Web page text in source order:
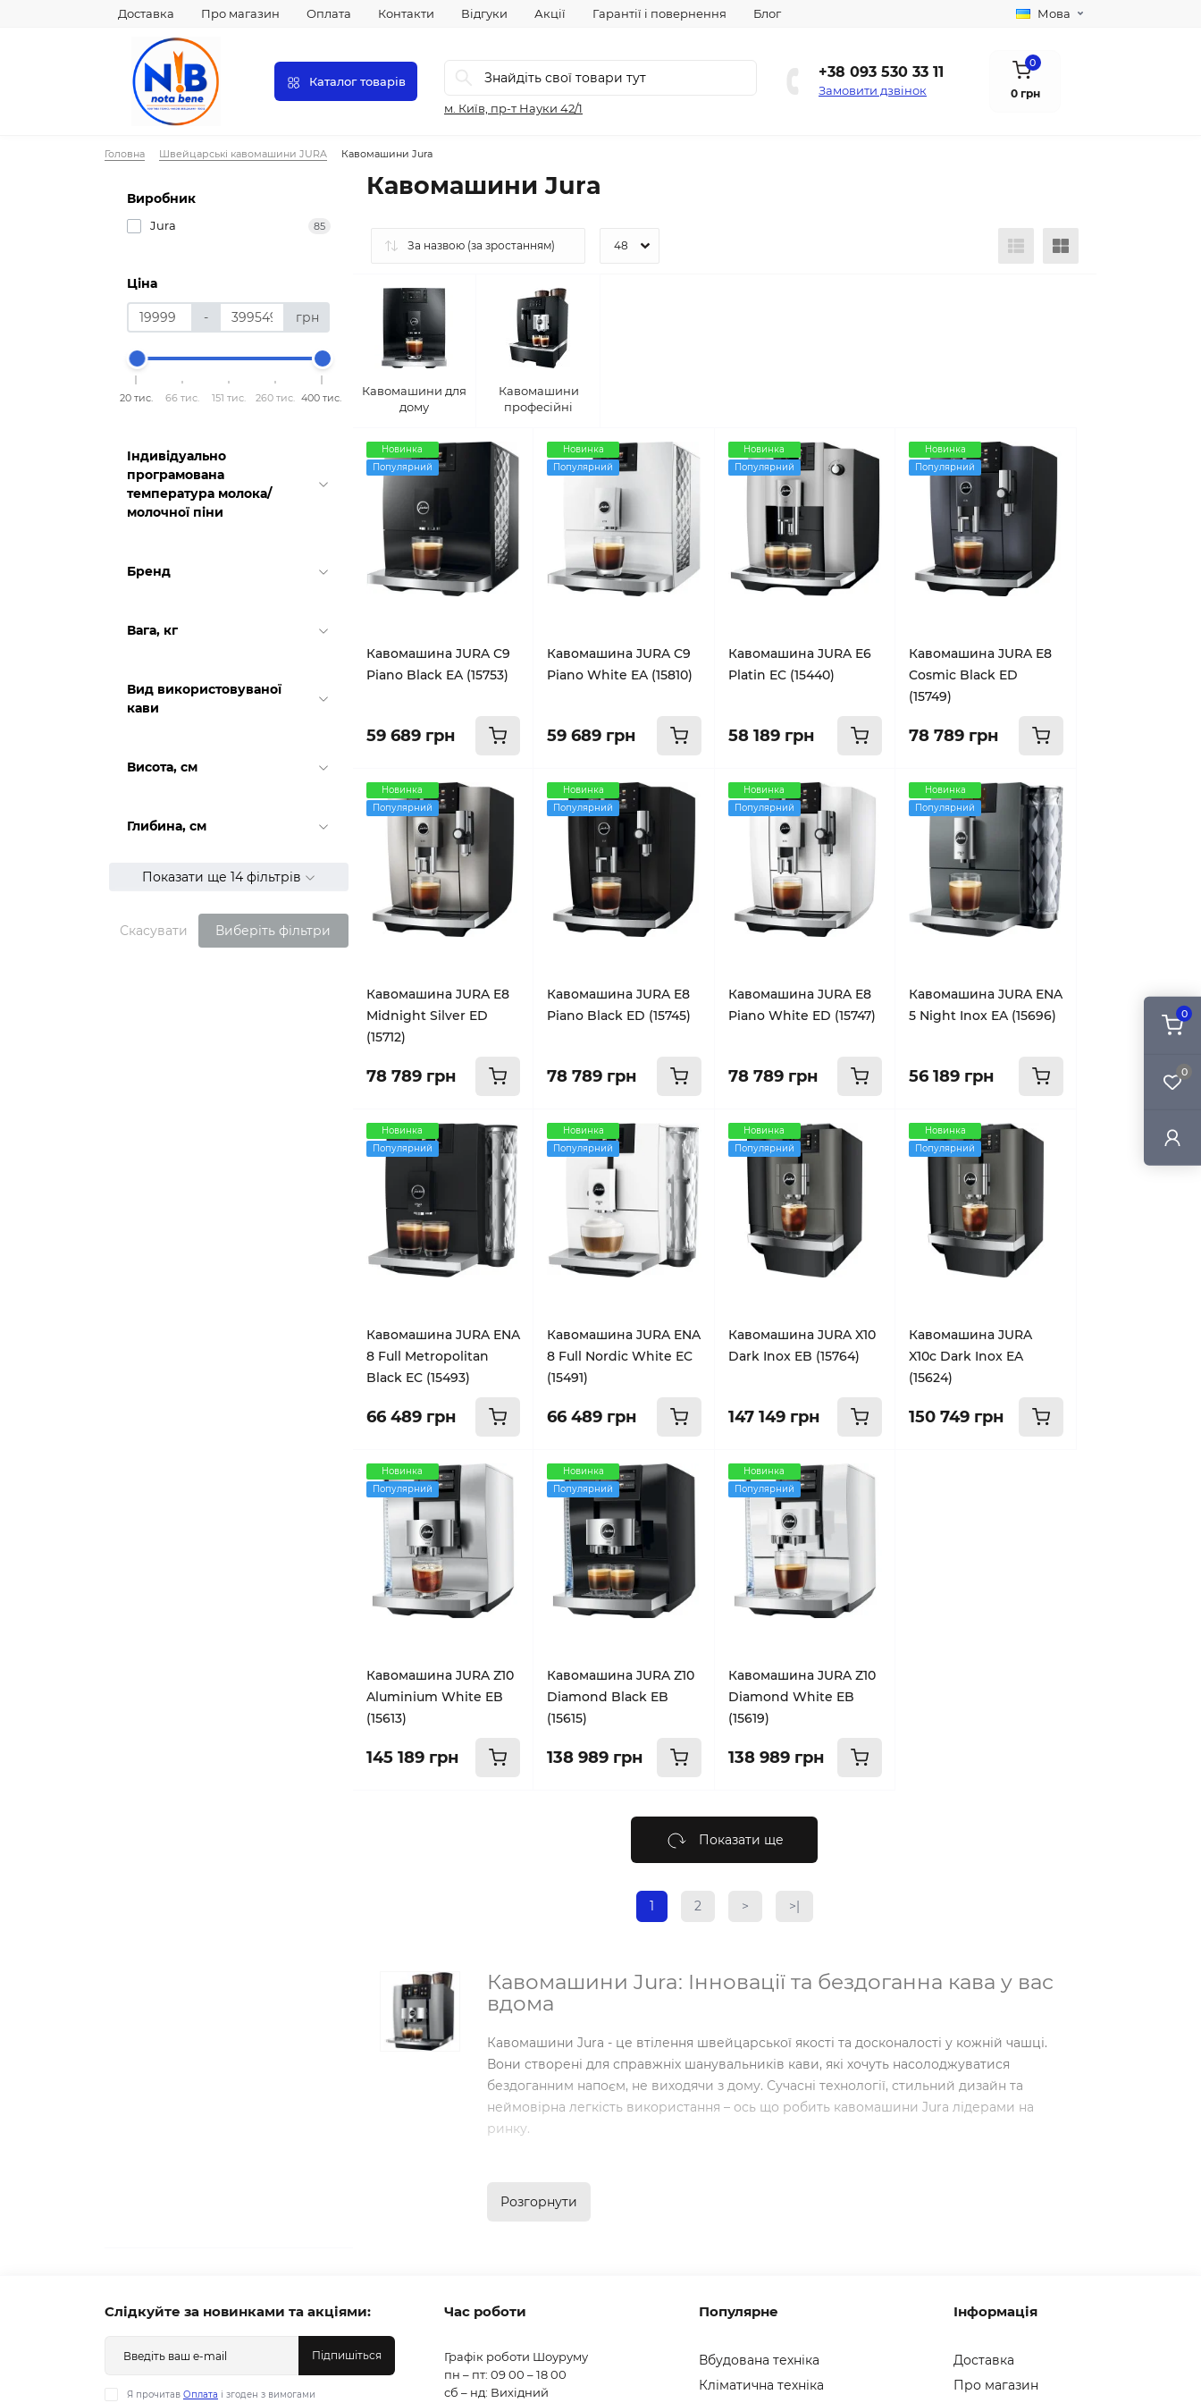
0
0
Доставка Про магазин Оплата Контакти Відгуки Акції Гарантії і повернення Блог Мова
Каталог товарів
м. Київ, пр-т Науки 42/1
+38 093 530 33 11
Замовити дзвінок
0
0 грн
Головна Швейцарські кавомашини JURA Кавомашини Jura
Виробник
Jura 85
Ціна
- грн
20 тис. 66 тис. 151 тис. 260 тис. 400 тис.
Індивідуально
програмована
температура молока/
молочної піни
Бренд
Вага, кг
Вид використовуваної
кави
Висота, см
Глибина, см
Показати ще 14 фільтрів
Скасувати Виберіть фільтри
Кавомашини Jura
Кавомашини для
дому
Кавомашини
професійні
Новинка
Популярний
Кавомашина JURA C9
Piano Black EA (15753)
59 689 грн
Новинка
Популярний
Кавомашина JURA C9
Piano White EA (15810)
59 689 грн
Новинка
Популярний
Кавомашина JURA E6
Platin EC (15440)
58 189 грн
Новинка
Популярний
Кавомашина JURA E8
Cosmic Black ED
(15749)
78 789 грн
Новинка
Популярний
Кавомашина JURA E8
Midnight Silver ED
(15712)
78 789 грн
Новинка
Популярний
Кавомашина JURA E8
Piano Black ED (15745)
78 789 грн
Новинка
Популярний
Кавомашина JURA E8
Piano White ED (15747)
78 789 грн
Новинка
Популярний
Кавомашина JURA ENA
5 Night Inox EA (15696)
56 189 грн
Новинка
Популярний
Кавомашина JURA ENA
8 Full Metropolitan
Black EC (15493)
66 489 грн
Новинка
Популярний
Кавомашина JURA ENA
8 Full Nordic White EC
(15491)
66 489 грн
Новинка
Популярний
Кавомашина JURA X10
Dark Inox EB (15764)
147 149 грн
Новинка
Популярний
Кавомашина JURA
X10c Dark Inox EA
(15624)
150 749 грн
Новинка
Популярний
Кавомашина JURA Z10
Aluminium White EB
(15613)
145 189 грн
Новинка
Популярний
Кавомашина JURA Z10
Diamond Black EB
(15615)
138 989 грн
Новинка
Популярний
Кавомашина JURA Z10
Diamond White EB
(15619)
138 989 грн
Показати ще
1 2 > >|
Кавомашини Jura: Інновації та бездоганна кава у вас
вдома
Кавомашини Jura - це втілення швейцарської якості та досконалості у кожній чашці.
Вони створені для справжніх шанувальників кави, які хочуть насолоджуватися
бездоганним напоєм, не виходячи з дому. Сучасні технології, стильний дизайн та
неймовірна легкість використання – ось що робить кавомашини Jura лідерами на
ринку.
Повний контроль за процесом:З кавомашини Jura ви можете точно налаштувати
дозволяє створити напій на ваш смак з ідеальним балансом смаку та аромату.
Широкий асортимент напоїв:
не тільки класичний еспресо, але й капучіно, латте, ристретто та багато інших
Розгорнути
Слідкуйте за новинками та акціями:
Підпишіться
Я прочитав Оплата і згоден з вимогами
Час роботи
Графік роботи Шоуруму
пн – пт: 09 00 – 18 00
сб – нд: Вихідний
Популярне
Вбудована техніка
Кліматична техніка
Інформація
Доставка
Про магазин